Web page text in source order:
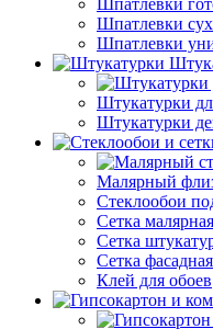
Шпатлевки
Шпатлевки
Шпатлевки
Штукатурки
Штукатурки
Малярный
Стеклообои
Сетка малярная
Сетка
Сетка фасадная
Клей для обоев